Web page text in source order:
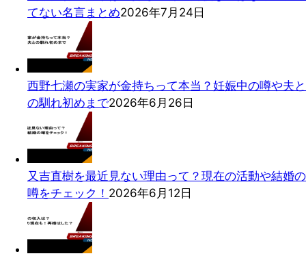
てない名言まとめ2026年7月24日
西野七瀬の実家が金持ちって本当？妊娠中の噂や夫と
の馴れ初めまで2026年6月26日
又吉直樹を最近見ない理由って？現在の活動や結婚の
噂をチェック！ 2026年6月12日